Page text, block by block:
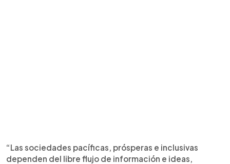
“Las sociedades pacíficas, prósperas e inclusivas
dependen del libre flujo de información e ideas,